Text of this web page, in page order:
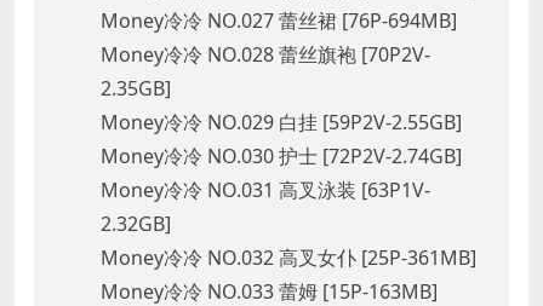
Money冷冷 NO.027 蕾丝裙 [76P-694MB]
Money冷冷 NO.028 蕾丝旗袍 [70P2V-
2.35GB]
Money冷冷 NO.029 白挂 [59P2V-2.55GB]
Money冷冷 NO.030 护士 [72P2V-2.74GB]
Money冷冷 NO.031 高叉泳装 [63P1V-
2.32GB]
Money冷冷 NO.032 高叉女仆 [25P-361MB]
Money冷冷 NO.033 蕾姆 [15P-163MB]